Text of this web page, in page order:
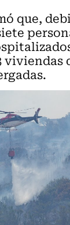
que,
viviendas